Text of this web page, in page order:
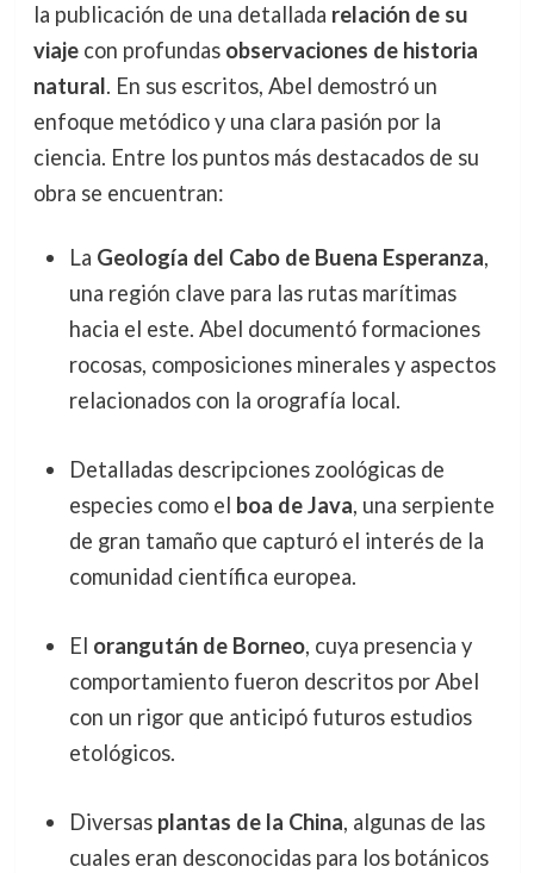
la publicación de una detallada relación de su
viajecon profundas observaciones de historia
natural. En sus escritos, Abel demostró un
enfoque metódico y una clara pasión por la
ciencia. Entre los puntos más destacados de su
obra se encuentran:
La Geología del Cabo de Buena Esperanza,
una región clave para las rutas marítimas
hacia el este. Abel documentó formaciones
rocosas, composiciones minerales y aspectos
relacionados con la orografía local.
Detalladas descripciones zoológicas de
especies como el boa de Java, una serpiente
de gran tamaño que capturó el interés de la
comunidad científica europea.
El orangután de Borneo, cuya presencia y
comportamiento fueron descritos por Abel
con un rigor que anticipó futuros estudios
etológicos.
Diversas plantas de la China, algunas de las
cuales eran desconocidas para los botánicos